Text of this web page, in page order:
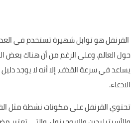
القرنفل هو توابل شهيرة تستخدم في
حول العالم. وعلى الرغم من أن هناك بعض
يساعد في سرعة القذف، إلا أنه لا يوجد
الادعاء.
تحتوي القرنفل على مكونات نشطة مثل